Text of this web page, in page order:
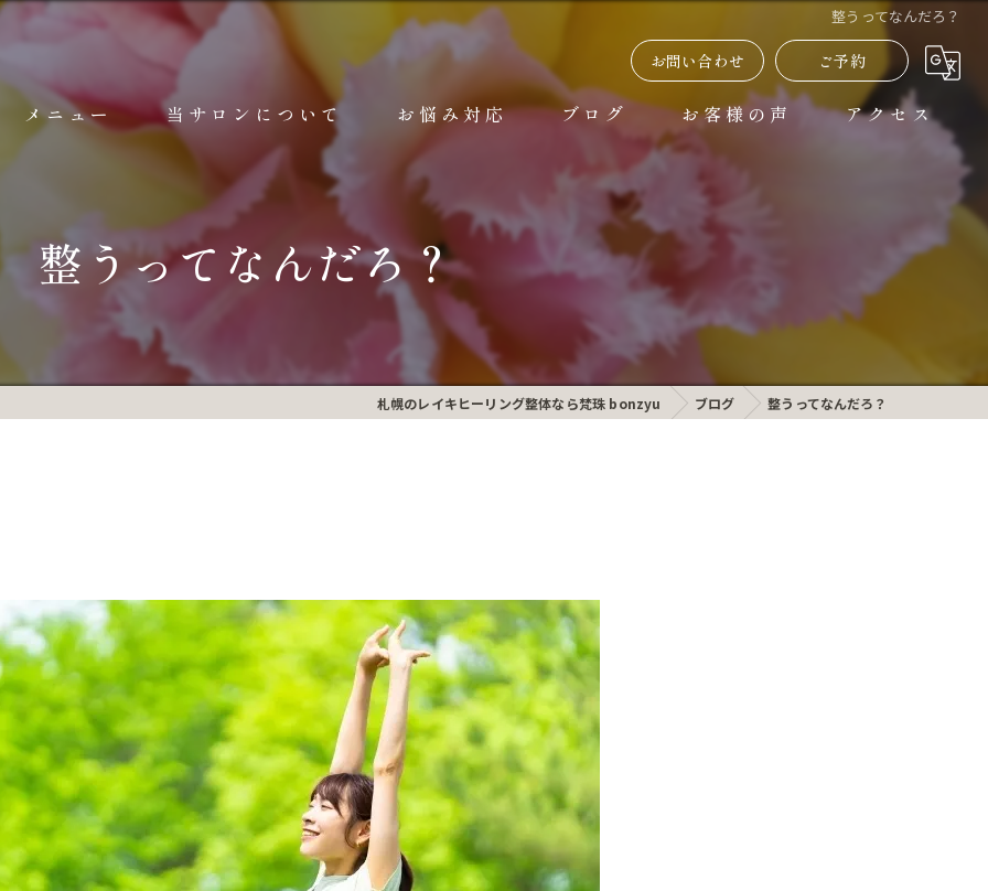
整うってなんだろ？
お問い合わせ ご予約
メニュー
レイキヒーリング整体 詳細
ヘッドマッサージ 詳細
耳つぼマッサージ 詳細
影響を受けやすい方へ
クンダリーニレイキ 詳細
レイキ伝授 詳細
遠隔ヒーリング 詳細
当サロンについて
ごあいさつ
レイキとは？
お悩み対応 ブログ お客様の声
よくある質問
アクセス
整うってなんだろ？
札幌のレイキヒーリング整体なら梵珠 bonzyu ブログ 整うってなんだろ？